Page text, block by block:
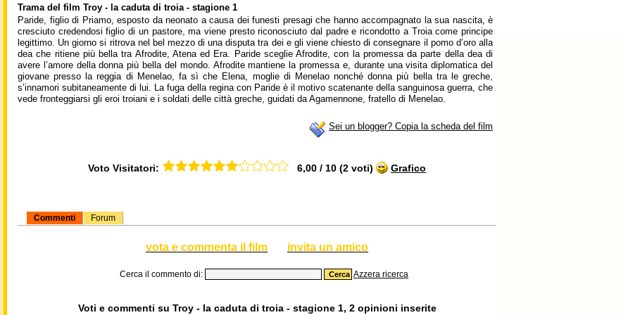
Trama del film Troy - la caduta di troia - stagione 1
Paride, figlio di Priamo, esposto da neonato a causa dei funesti presagi che hanno accompagnato la sua nascita, è
cresciuto credendosi figlio di un pastore, ma viene presto riconosciuto dal padre e ricondotto a Troia come principe
legittimo. Un giorno si ritrova nel bel mezzo di una disputa tra dei e gli viene chiesto di consegnare il pomo d’oro alla
dea che ritiene più bella tra Afrodite, Atena ed Era. Paride sceglie Afrodite, con la promessa da parte della dea di
avere l’amore della donna più bella del mondo. Afrodite mantiene la promessa e, durante una visita diplomatica del
giovane presso la reggia di Menelao, fa sì che Elena, moglie di Menelao nonché donna più bella tra le greche,
s’innamori subitaneamente di lui. La fuga della regina con Paride è il motivo scatenante della sanguinosa guerra, che
vede fronteggiarsi gli eroi troiani e i soldati delle città greche, guidati da Agamennone, fratello di Menelao.
Sei un blogger? Copia la scheda del film
Voto Visitatori: 6,00 / 10 (2 voti) Grafico
Commenti Forum
vota e commenta il film invita un amico
Cerca il commento di: Azzera ricerca
Voti e commenti su Troy - la caduta di troia - stagione 1, 2 opinioni inserite